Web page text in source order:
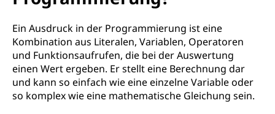
n
Ein Ausdruck in der Programmierung ist eine
Kombination aus Literalen, Variablen, Operatoren
und Funktionsaufrufen, die bei der Auswertung
einen Wert ergeben. Er stellt eine Berechnung dar
und kann so einfach wie eine einzelne Variable oder
so komplex wie eine mathematische Gleichung sein.